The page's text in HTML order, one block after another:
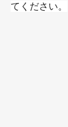
てください。